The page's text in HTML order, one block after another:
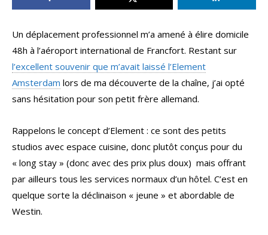
Un déplacement professionnel m’a amené à élire domicile
48h à l’aéroport international de Francfort. Restant sur
l’excellent souvenir que m’avait laissé l’Element
Amsterdam lors de ma découverte de la chaîne, j’ai opté
sans hésitation pour son petit frère allemand.
Rappelons le concept d’Element : ce sont des petits
studios avec espace cuisine, donc plutôt conçus pour du
« long stay » (donc avec des prix plus doux) mais offrant
par ailleurs tous les services normaux d’un hôtel. C’est en
quelque sorte la déclinaison « jeune » et abordable de
Westin.